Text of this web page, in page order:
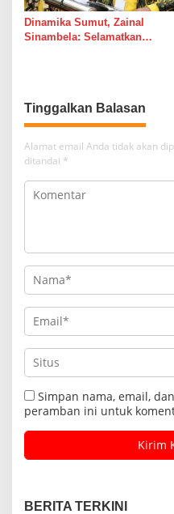
Dinamika Sumut, Zainal
Sinambela: Selamatkan
Tinggalkan Balasan
Alamat email Anda tidak akan
ditandai *
Simpan nama, email,
peramban ini untuk
BERITA TERKINI